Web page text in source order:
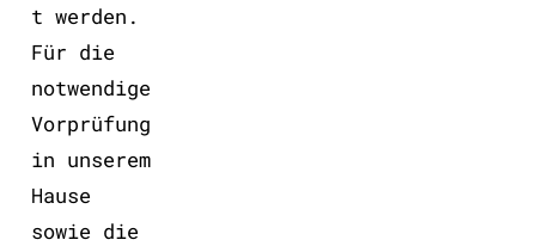
t werden.
Für die
notwendige
Vorprüfung
in unserem
Hause
sowie die